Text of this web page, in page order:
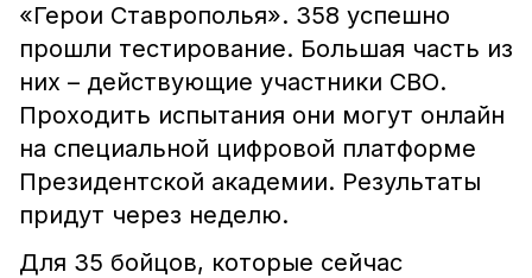
«Герои Ставрополья». 358 успешно
прошли тестирование. Большая часть из
них – действующие участники СВО.
Проходить испытания они могут онлайн
на специальной цифровой платформе
Президентской академии. Результаты
придут через неделю.
Для 35 бойцов, которые сейчас